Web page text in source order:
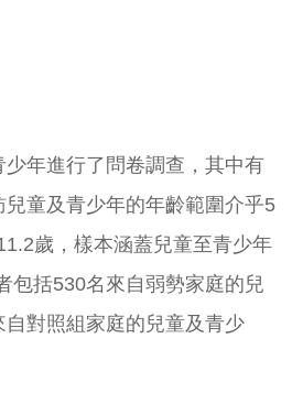
年進行了問卷調查，其中有
童及青少年的年齡範圍介乎5
歲，樣本涵蓋兒童至青少年
包括530名來自弱勢家庭的兒
對照組家庭的兒童及青少